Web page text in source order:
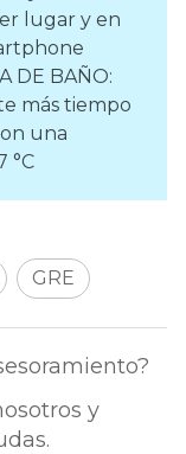
lugar y en
DE BAÑO:
más tiempo
una
°C
GRE
y